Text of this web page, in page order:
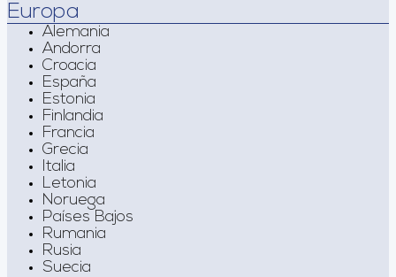
Europa
Alemania
Andorra
Croacia
España
Estonia
Finlandia
Francia
Grecia
Italia
Letonia
Noruega
Países Bajos
Rumania
Rusia
Suecia